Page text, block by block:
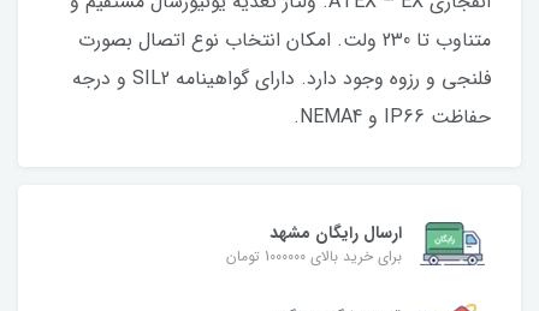
متناوب تا 230 ولت. امکان انتخاب نوع اتصال بصورت
فلنجی و رزوه وجود دارد. دارای گواهینامه SIL2 و درجه
حفاظت IP66 و NEMA4.
ارسال رایگان مشهد
برای خرید بالای 1000000 تومان